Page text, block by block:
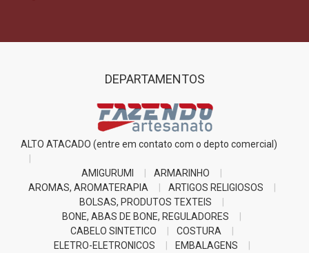
DEPARTAMENTOS
ALTO ATACADO (entre em contato com o depto comercial)
AMIGURUMI
ARMARINHO
AROMAS, AROMATERAPIA
ARTIGOS RELIGIOSOS
BOLSAS, PRODUTOS TEXTEIS
BONE, ABAS DE BONE, REGULADORES
CABELO SINTETICO
COSTURA
ELETRO-ELETRONICOS
EMBALAGENS